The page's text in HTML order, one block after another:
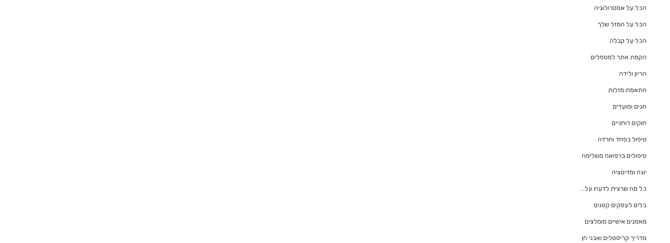
הכל על אסטרולוגיה
הכל על המזל שלך
הכל על קבלה
הקמת אתר למטפלים
הריון ולידה
התאמת מזלות
חגים ומועדים
חוקים רוחניים
טיפול בפחד וחרדה
טיפולים ברפואה משלימה
יוגה ומדיטציה
כל מה שרצית לדעת על…
כלים לעסקים קטנים
מאמנים אישיים מומלצים
מדריך קריסטלים ואבני חן